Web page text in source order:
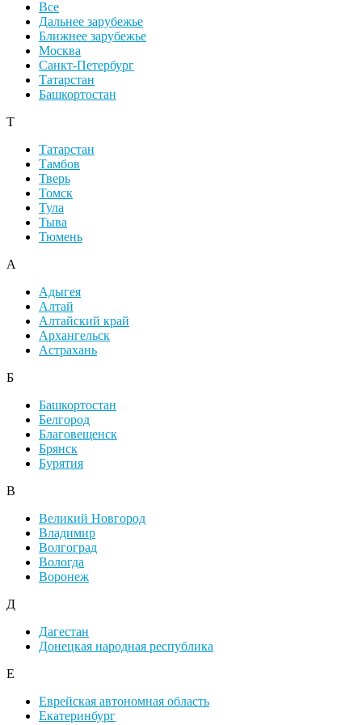
Все
Дальнее зарубежье
Ближнее зарубежье
Москва
Санкт-Петербург
Татарстан
Башкортостан
Т
Татарстан
Тамбов
Тверь
Томск
Тула
Тыва
Тюмень
А
Адыгея
Алтай
Алтайский край
Архангельск
Астрахань
Б
Башкортостан
Белгород
Благовещенск
Брянск
Бурятия
В
Великий Новгород
Владимир
Волгоград
Вологда
Воронеж
Д
Дагестан
Донецкая народная республика
Е
Еврейская автономная область
Екатеринбург